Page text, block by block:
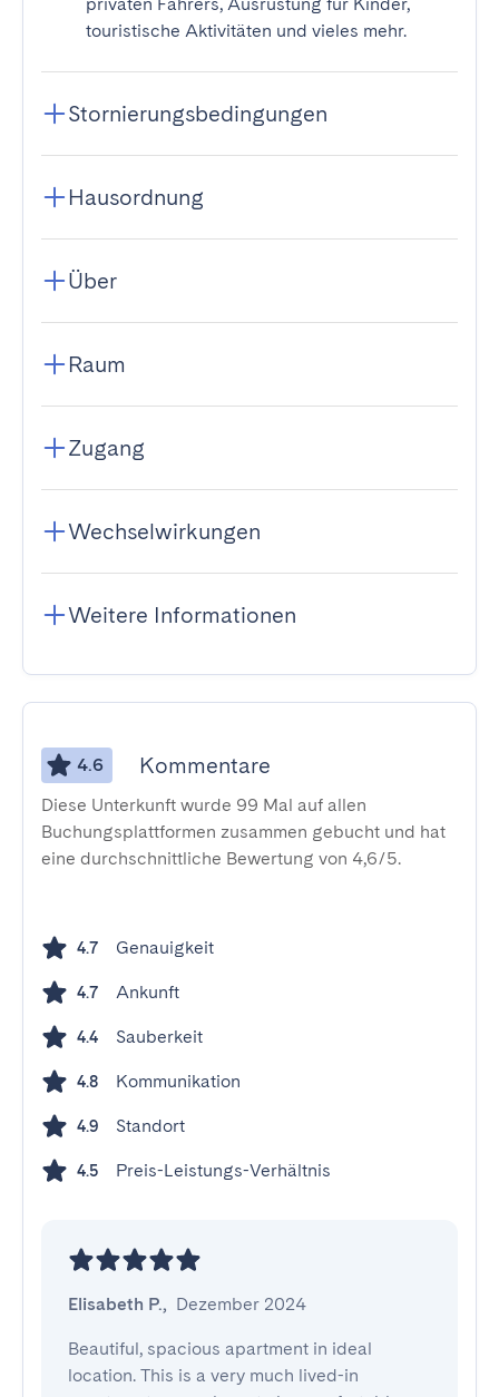
touristische Aktivitäten und vieles mehr.
Stornierungsbedingungen
Hausordnung
Über
Raum
Zugang
Wechselwirkungen
Weitere Informationen
4.6 Kommentare
Diese Unterkunft wurde 99 Mal auf allen
Buchungsplattformen zusammen gebucht und hat
eine durchschnittliche Bewertung von 4,6/5.
4.7 Genauigkeit
4.7 Ankunft
4.4 Sauberkeit
4.8 Kommunikation
4.9 Standort
4.5 Preis-Leistungs-Verhältnis
Elisabeth P., Dezember 2024
Beautiful, spacious apartment in ideal
location. This is a very much lived-in